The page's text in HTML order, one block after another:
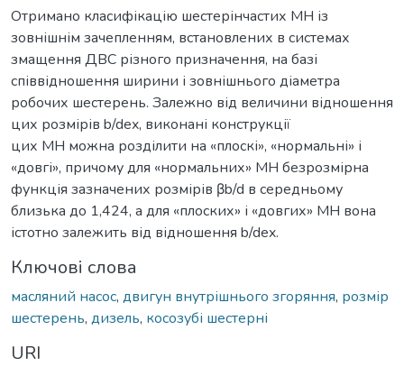
Отримано класифікацію шестерінчастих МН із
зовнішнім зачепленням, встановлених в системах
змащення ДВС різного призначення, на базі
співвідношення ширини і зовнішнього діаметра
робочих шестерень. Залежно від величини відношення
цих розмірів b/dex, виконані конструкції
цих МН можна розділити на «плоскі», «нормальні» і
«довгі», причому для «нормальних» МН безрозмірна
функція зазначених розмірів βb/d в середньому
близька до 1,424, а для «плоских» і «довгих» МН вона
істотно залежить від відношення b/dex.
Ключові слова
масляний насос, двигун внутрішнього згоряння, розмір
шестерень, дизель, косозубі шестерні
URI